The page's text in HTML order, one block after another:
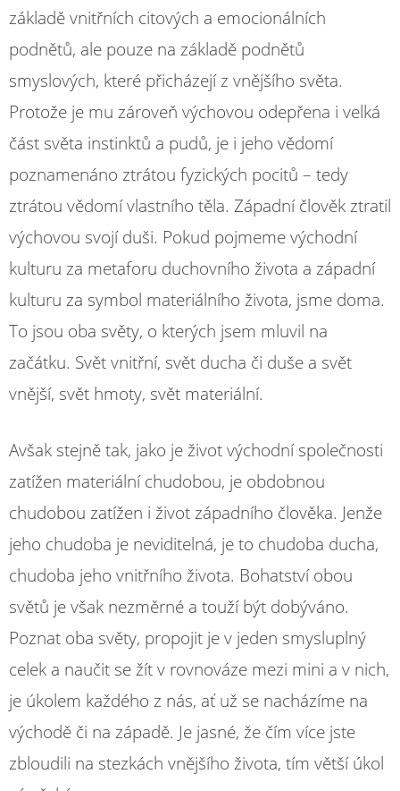
základě vnitřních citových a emocionálních
podnětů, ale pouze na základě podnětů
smyslových, které přicházejí z vnějšího světa.
Protože je mu zároveň výchovou odepřena i velká
část světa instinktů a pudů, je i jeho vědomí
poznamenáno ztrátou fyzických pocitů – tedy
ztrátou vědomí vlastního těla. Západní člověk ztratil
výchovou svojí duši. Pokud pojmeme východní
kulturu za metaforu duchovního života a západní
kulturu za symbol materiálního života, jsme doma.
To jsou oba světy, o kterých jsem mluvil na
začátku. Svět vnitřní, svět ducha či duše a svět
vnější, svět hmoty, svět materiální.
Avšak stejně tak, jako je život východní společnosti
zatížen materiální chudobou, je obdobnou
chudobou zatížen i život západního člověka. Jenže
jeho chudoba je neviditelná, je to chudoba ducha,
chudoba jeho vnitřního života. Bohatství obou
světů je však nezměrné a touží být dobýváno.
Poznat oba světy, propojit je v jeden smysluplný
celek a naučit se žít v rovnováze mezi mini a v nich,
je úkolem každého z nás, ať už se nacházíme na
východě či na západě. Je jasné, že čím více jste
zbloudili na stezkách vnějšího života, tím větší úkol